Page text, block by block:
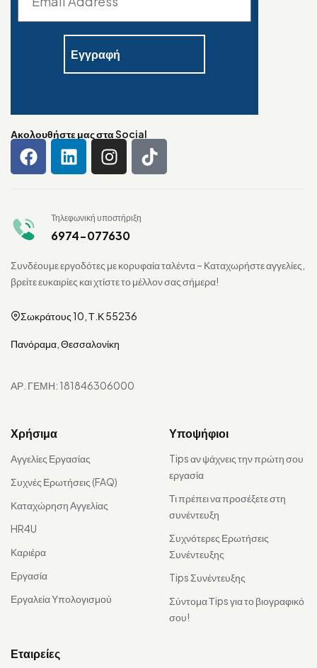
Ακολουθήστε μας στα Social
Τηλεφωνική υποστήριξη
6974-077630
Συνδέουμε εργοδότες με κορυφαία ταλέντα – Καταχωρήστε αγγελίες,
βρείτε ευκαιρίες και χτίστε το μέλλον σας σήμερα!
Σωκράτους 10, Τ.Κ 55236
Πανόραμα, Θεσσαλονίκη
ΑΡ. ΓΕΜΗ: 181846306000
Χρήσιμα
Αγγελίες Εργασίας
Συχνές Ερωτήσεις (FAQ)
Καταχώρηση Αγγελίας
HR4U
Καριέρα
Εργασία
Εργαλεία Υπολογισμού
Υποψήφιοι
Tips αν ψάχνεις την πρώτη σου
εργασία
Τι πρέπει να προσέξετε στη
συνέντευξη
Συχνότερες Ερωτήσεις
Συνέντευξης
Tips Συνέντευξης
Σύντομα Τips για το βιογραφικό
σου!
Εταιρείες